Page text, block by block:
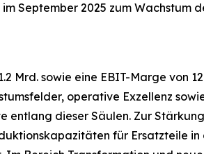
September 2025 zum Wachstum
Mrd. sowie eine EBIT-Marge von
operative Exzellenz
dieser Säulen. Zur
für Ersatzteile in